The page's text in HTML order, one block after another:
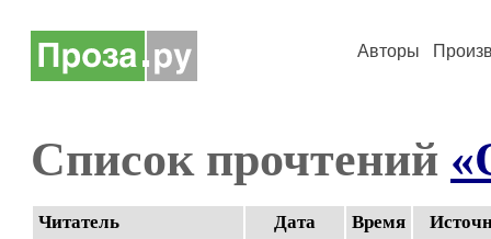
Авторы
Список прочтений
Читатель Дата Время